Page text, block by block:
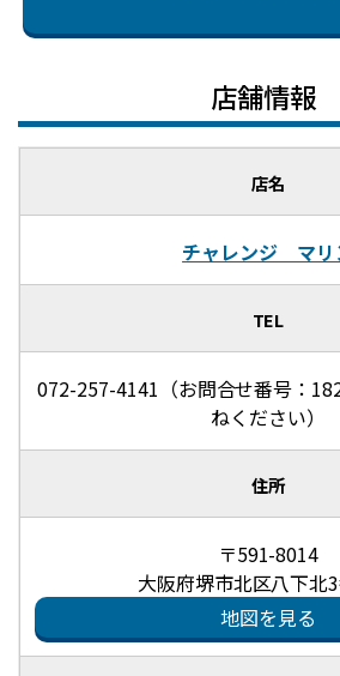
店舗情報
店名
チャレンジ マリ
TEL
072-257-4141（お問合せ番号：
ねください）
住所
〒591-8014
大阪府堺市北区八下北
地図を見る